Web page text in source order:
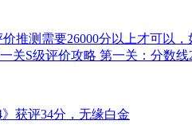
推测需要26000分以上才可以
关S级评价攻略 第一关：分数线